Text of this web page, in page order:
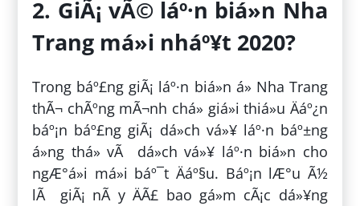
2. GiÃ¡ vÃ© láº·n biá»n Nha
Trang má»i nháº¥t 2020?
Trong báº£ng giÃ¡ láº·n biá»n á» Nha Trang
thÃ¬ chÃºng mÃ¬nh chá» giá»i thiá»u Äáº¿n
báº¡n báº£ng giÃ¡ dá»ch vá»¥ láº·n báº±ng
á»ng thá» vÃ dá»ch vá»¥ láº·n biá»n cho
ngÆ°á»i má»i báº¯t Äáº§u. Báº¡n lÆ°u Ã½
lÃ giÃ¡ nÃ y ÄÃ£ bao gá»m cÃ¡c dá»¥ng